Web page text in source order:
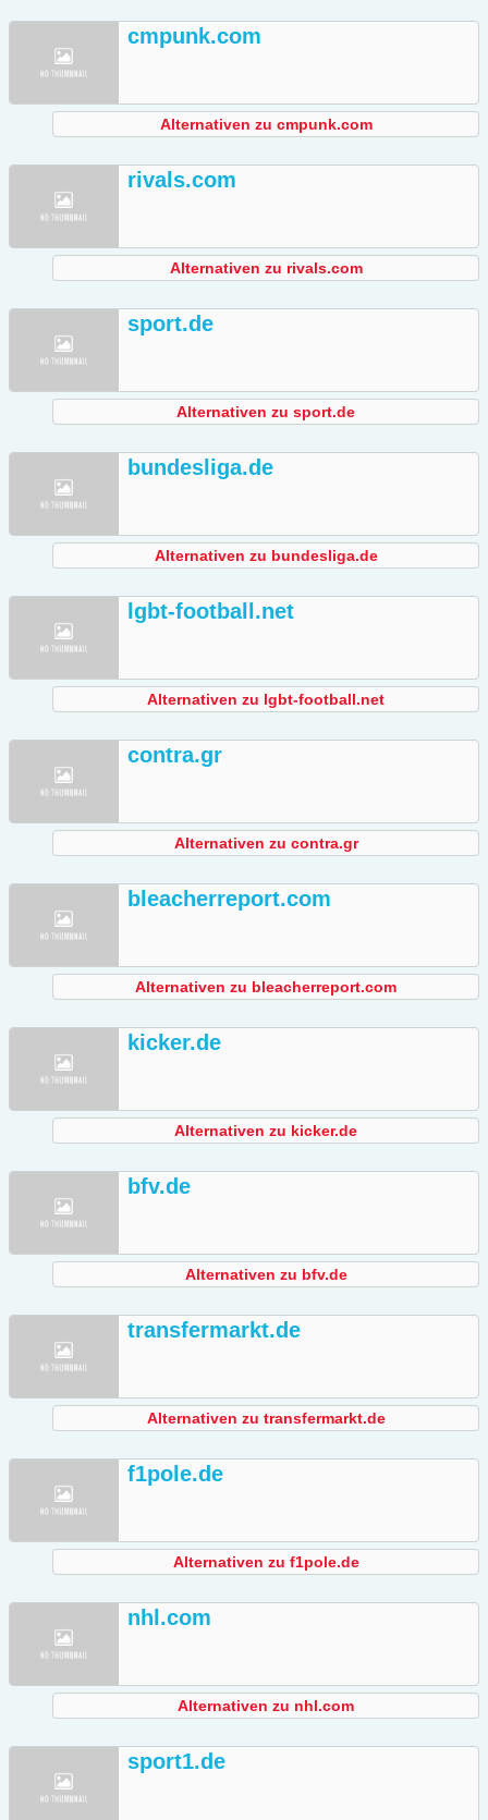
cmpunk.com
Alternativen zu cmpunk.com
rivals.com
Alternativen zu rivals.com
sport.de
Alternativen zu sport.de
bundesliga.de
Alternativen zu bundesliga.de
lgbt-football.net
Alternativen zu lgbt-football.net
contra.gr
Alternativen zu contra.gr
bleacherreport.com
Alternativen zu bleacherreport.com
kicker.de
Alternativen zu kicker.de
bfv.de
Alternativen zu bfv.de
transfermarkt.de
Alternativen zu transfermarkt.de
f1pole.de
Alternativen zu f1pole.de
nhl.com
Alternativen zu nhl.com
sport1.de